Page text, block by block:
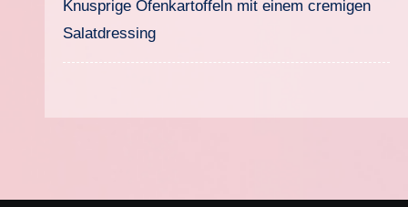
Knusprige Ofenkartoffeln mit einem cremigen
Salatdressing